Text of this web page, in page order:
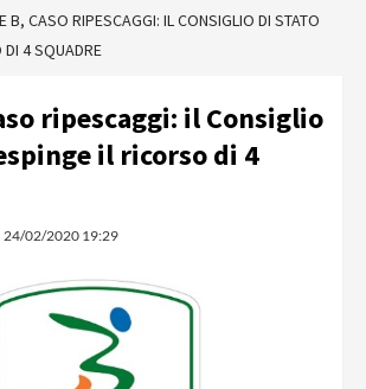
B, CASO RIPESCAGGI: IL CONSIGLIO DI STATO
DI 4 SQUADRE
ripescaggi: il Consiglio
il ricorso di 4
24/02/2020 19:29